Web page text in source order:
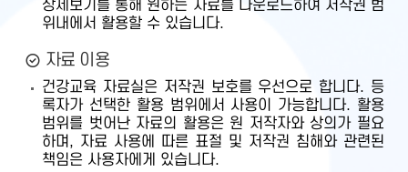
상세보기를 통해 원하는 자료를 다운로드하여 저작권 범
위내에서 활용할 수 있습니다.
자료 이용
건강교육 자료실은 저작권 보호를 우선으로 합니다. 등
록자가 선택한 활용 범위에서 사용이 가능합니다. 활용
범위를 벗어난 자료의 활용은 원 저작자와 상의가 필요
하며, 자료 사용에 따른 표절 및 저작권 침해와 관련된
책임은 사용자에게 있습니다.